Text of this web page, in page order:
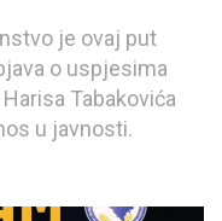
je ovaj put
o uspjesima
Tabakovića
u javnosti.